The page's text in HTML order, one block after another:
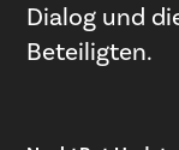
Dialog und
Beteiligten.